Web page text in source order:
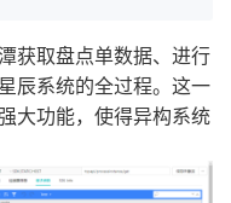
获取盘点单数据、进行
辰系统的全过程。这一
大功能，使得异构系统